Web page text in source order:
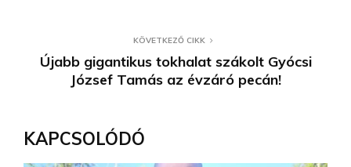
KÖVETKEZŐ CIKK
Újabb gigantikus tokhalat szákolt Gyócsi
József Tamás az évzáró pecán!
KAPCSOLÓDÓ